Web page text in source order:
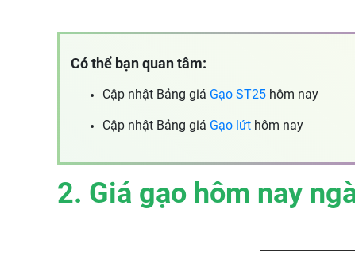
Có thể bạn quan tâm:
Cập nhật Bảng giá Gạo ST25 hôm nay
Cập nhật Bảng giá Gạo lứt hôm nay
2. Giá gạo hôm nay